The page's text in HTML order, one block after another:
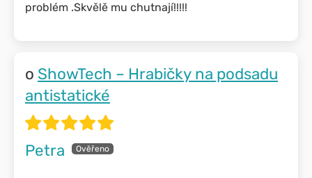
problém .Skvělě mu chutnají!!!!!
ShowTech – Hrabičky na podsadu
antistatické
Petra